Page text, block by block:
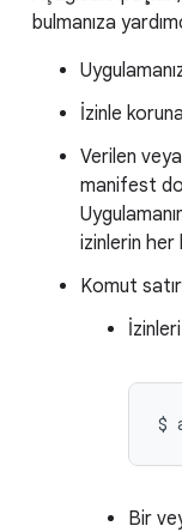
bulmanıza
İzinle
Verilen
manifest
izinlerin her
Komut
$
Bir